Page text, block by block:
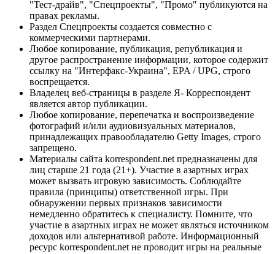
"Тест-драйв", "Спецпроекты", "Промо" публикуются на
правах рекламы.
Раздел Спецпроекты создается совместно с
коммерческими партнерами.
Любое копирование, публикация, републикация и
другое распространение информации, которое содержит
ссылку на "Интерфакс-Украина", EPA / UPG, строго
воспрещается.
Владелец веб-страницы в разделе Я- Корреспондент
является автор публикации.
Любое копирование, перепечатка и воспроизведение
фотографий и/или аудиовизуальных материалов,
принадлежащих правообладателю Getty Images, строго
запрещено.
Материалы сайта korrespondent.net предназначены для
лиц старше 21 года (21+). Участие в азартных играх
может вызвать игровую зависимость. Соблюдайте
правила (принципы) ответственной игры. При
обнаружении первых признаков зависимости
немедленно обратитесь к специалисту. Помните, что
участие в азартных играх не может являться источником
доходов или альтернативой работе. Информационный
ресурс korrespondent.net не проводит игры на реальные